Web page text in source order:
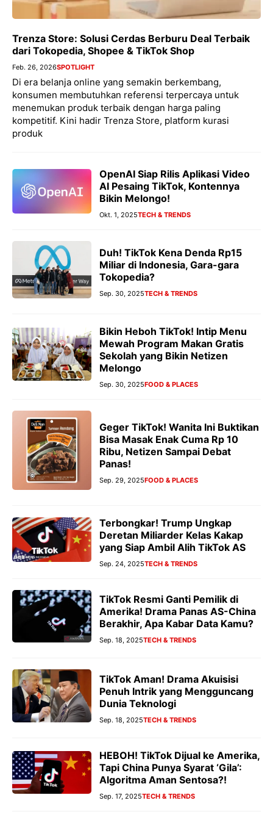
Trenza Store: Solusi Cerdas Berburu Deal Terbaik
dari Tokopedia, Shopee & TikTok Shop
Feb. 26, 2026SPOTLIGHT
Di era belanja online yang semakin berkembang,
konsumen membutuhkan referensi terpercaya untuk
menemukan produk terbaik dengan harga paling
kompetitif. Kini hadir Trenza Store, platform kurasi
produk
OpenAI Siap Rilis Aplikasi Video
AI Pesaing TikTok, Kontennya
Bikin Melongo!
Okt. 1, 2025TECH & TRENDS
Duh! TikTok Kena Denda Rp15
Miliar di Indonesia, Gara-gara
Tokopedia?
Sep. 30, 2025TECH & TRENDS
Bikin Heboh TikTok! Intip Menu
Mewah Program Makan Gratis
Sekolah yang Bikin Netizen
Melongo
Sep. 30, 2025FOOD & PLACES
Geger TikTok! Wanita Ini Buktikan
Bisa Masak Enak Cuma Rp 10
Ribu, Netizen Sampai Debat
Panas!
Sep. 29, 2025FOOD & PLACES
Terbongkar! Trump Ungkap
Deretan Miliarder Kelas Kakap
yang Siap Ambil Alih TikTok AS
Sep. 24, 2025TECH & TRENDS
TikTok Resmi Ganti Pemilik di
Amerika! Drama Panas AS-China
Berakhir, Apa Kabar Data Kamu?
Sep. 18, 2025TECH & TRENDS
TikTok Aman! Drama Akuisisi
Penuh Intrik yang Mengguncang
Dunia Teknologi
Sep. 18, 2025TECH & TRENDS
HEBOH! TikTok Dijual ke Amerika,
Tapi China Punya Syarat ‘Gila’:
Algoritma Aman Sentosa?!
Sep. 17, 2025TECH & TRENDS